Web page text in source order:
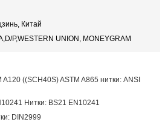
Китай
P,WESTERN UNION, MONEYGRAM
A120 ((SCH40S) ASTM A865 нитки: ANSI
Нитки: BS21 EN10241
DIN2999